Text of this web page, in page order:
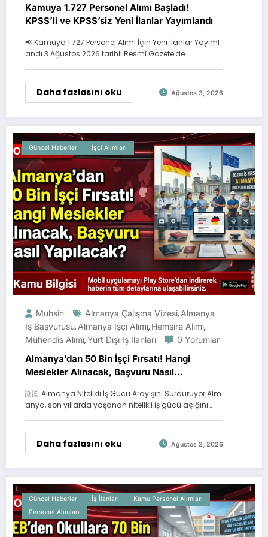
Kamuya 1.727 Personel Alımı Başladı!
KPSS’li ve KPSS’siz Yeni İlanlar Yayımlandı
📢 Kamuya 1.727 Personel Alımı İçin Yeni İlanlar Yayıml
andı 3 Ağustos 2026 tarihli Resmî Gazete'de…
Daha fazlasını oku Ağustos 3, 2026
Güncel Haberler İşçi Alımları
Muhsin Almanya Çalışma Vizesi, Almanya
Iş Başvurusu, Almanya Işçi Alımı, Hemşire Alımı,
Mühendis Alımı,Yurt Dışı Iş Ilanları 0 Yorumlar
Almanya’dan 50 Bin İşçi Fırsatı! Hangi
Meslekler Alınacak, Başvuru Nasıl
🇩🇪 Almanya Nitelikli İş Gücü Arayışını Sürdürüyor Alm
anya, son yıllarda yaşanan nitelikli iş gücü açığını…
Daha fazlasını oku Ağustos 2, 2026
Güncel Haberler İş İlanları
Kamu Personel Alımları
Personel Alımları